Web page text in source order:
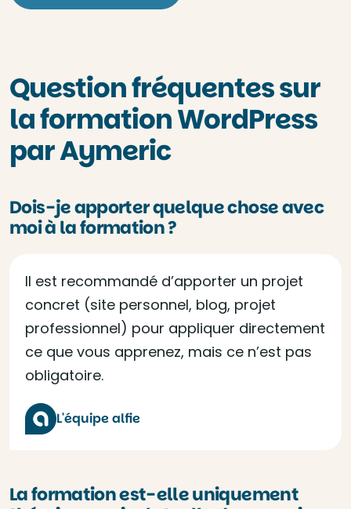
Question fréquentes sur
la formation WordPress
par Aymeric
Dois-je apporter quelque chose avec
moi à la formation ?
Il est recommandé d’apporter un projet
concret (site personnel, blog, projet
professionnel) pour appliquer directement
ce que vous apprenez, mais ce n’est pas
obligatoire.
L'équipe alfie
La formation est-elle uniquement